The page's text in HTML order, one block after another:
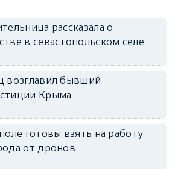
рассказала о
в севастопольском селе
возглавил бывший
Крыма
готовы взять на работу
от дронов